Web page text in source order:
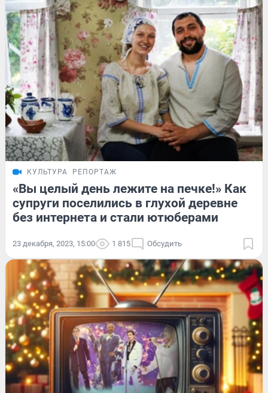
КУЛЬТУРА РЕПОРТАЖ
«Вы целый день лежите на печке!» Как
супруги поселились в глухой деревне
без интернета и стали ютюберами
23 декабря, 2023, 15:00 1 815 Обсудить